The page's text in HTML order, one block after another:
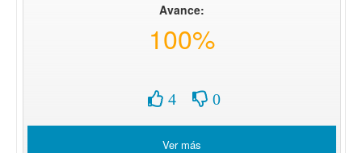
Avance:
100%
4 0
Ver más